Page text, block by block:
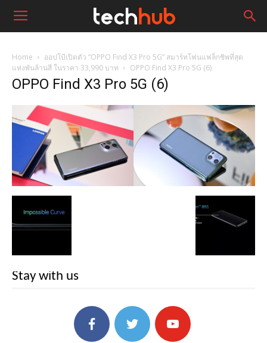
Home
ออปโป้เปิดตัว “OPPO Find X3 Pro 5G” สมาร์ทโฟนแฟล็กชิพที่สุด
แห่งพันล้านสี ในราคา 33,990 บาท
OPPO Find X3 Pro 5G (6)
OPPO Find X3 Pro 5G (6)
Stay with us